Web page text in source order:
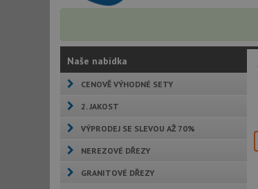
Naše nabídka
CENOVĚ VÝHODNÉ SETY
2. JAKOST
VÝPRODEJ SE SLEVOU AŽ 70%
NEREZOVÉ DŘEZY
GRANITOVÉ DŘEZY